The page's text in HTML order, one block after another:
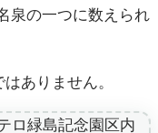
泉の一つに数えられ
ありません。